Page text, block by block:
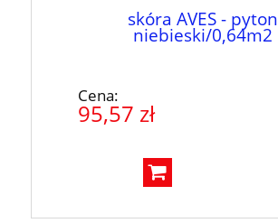
skóra AVES - pyton
niebieski/0,64m2
Cena:
95,57 zł